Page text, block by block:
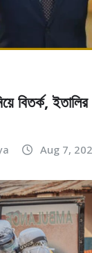
বিতর্ক, ইতালির
Aug 7,